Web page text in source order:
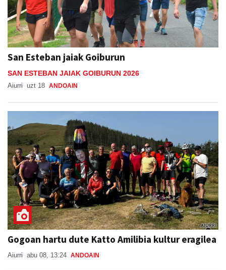
San Esteban jaiak Goiburun
SAN ESTEBAN JAIAK GOIBURUN 2026
Aiurri uzt 18 ANDOAIN
Gogoan hartu dute Katto Amilibia kultur eragilea
Aiurri abu 08, 13:24 ANDOAIN